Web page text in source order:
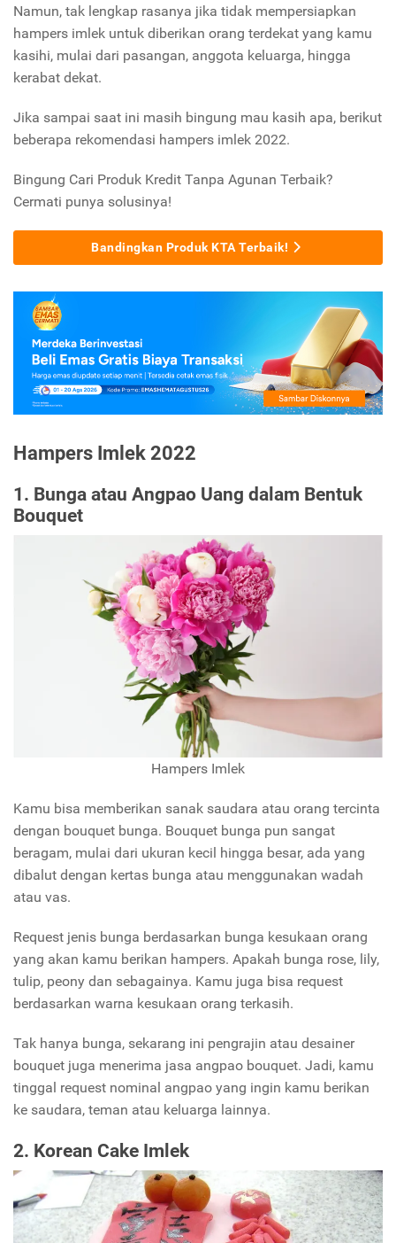
Namun, tak lengkap rasanya jika tidak mempersiapkan
hampers imlek untuk diberikan orang terdekat yang kamu
kasihi, mulai dari pasangan, anggota keluarga, hingga
kerabat dekat.
Jika sampai saat ini masih bingung mau kasih apa, berikut
beberapa rekomendasi hampers imlek 2022.
Bingung Cari Produk Kredit Tanpa Agunan Terbaik?
Cermati punya solusinya!
Bandingkan Produk KTA Terbaik!
Hampers Imlek 2022
1. Bunga atau Angpao Uang dalam Bentuk
Bouquet
Hampers Imlek
Kamu bisa memberikan sanak saudara atau orang tercinta
dengan bouquet bunga. Bouquet bunga pun sangat
beragam, mulai dari ukuran kecil hingga besar, ada yang
dibalut dengan kertas bunga atau menggunakan wadah
atau vas.
Request jenis bunga berdasarkan bunga kesukaan orang
yang akan kamu berikan hampers. Apakah bunga rose, lily,
tulip, peony dan sebagainya. Kamu juga bisa request
berdasarkan warna kesukaan orang terkasih.
Tak hanya bunga, sekarang ini pengrajin atau desainer
bouquet juga menerima jasa angpao bouquet. Jadi, kamu
tinggal request nominal angpao yang ingin kamu berikan
ke saudara, teman atau keluarga lainnya.
2. Korean Cake Imlek